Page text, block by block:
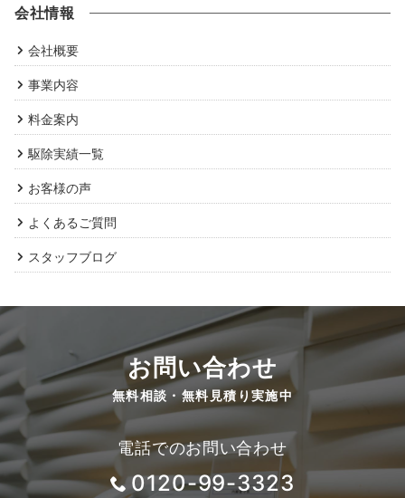
会社情報
会社概要
事業内容
料金案内
駆除実績一覧
お客様の声
よくあるご質問
スタッフブログ
お問い合わせ
無料相談・無料見積り実施中
電話でのお問い合わせ
0120-99-3323